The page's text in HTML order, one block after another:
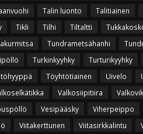
Talin luonto Talitiainen
Tikli Tilhi Tiltaltti
Tundrametsähanhi
Turkinkyyhky Turturikyyhky
Töyhtötiainen Uivelo
Valkosiipitiira
Vesipääsky Viherpeippo
Viitakerttunen Viitasirkkalintu